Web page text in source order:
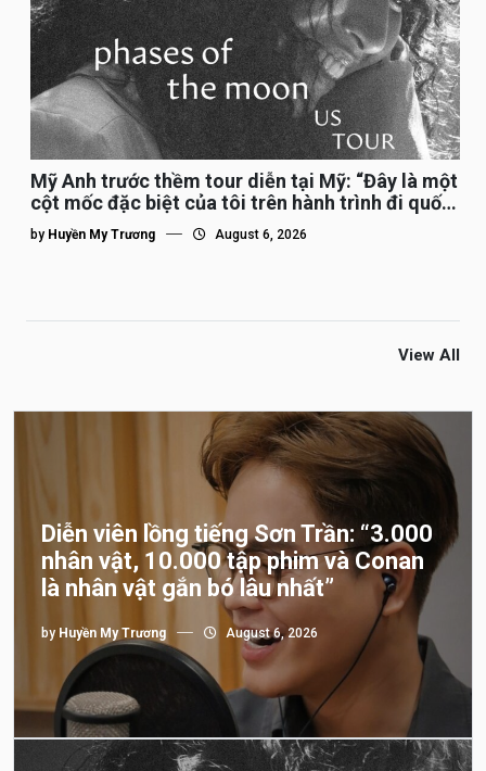
Mỹ Anh trước thềm tour diễn tại Mỹ: “Đây là một
cột mốc đặc biệt của tôi trên hành trình đi quốc
tế”
by Huyền My Trương August 6, 2026
View All
Diễn viên lồng tiếng Sơn Trần: “3.000
nhân vật, 10.000 tập phim và Conan
là nhân vật gắn bó lâu nhất”
by Huyền My Trương August 6, 2026